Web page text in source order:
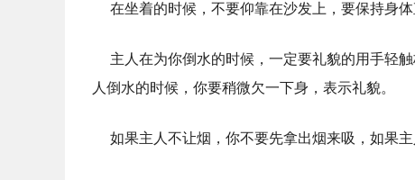
在坐着的时候，不要仰靠在沙发上，要保持身体
主人在为你倒水的时候，一定要礼貌的用手轻
人倒水的时候，你要稍微欠一下身，表示礼貌。
如果主人不让烟，你不要先拿出烟来吸，如果